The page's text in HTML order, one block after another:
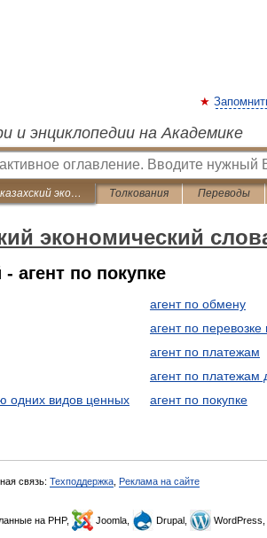
и энциклопедии на Академике
Русско-казахский экономический словарь Толкования Переводы
экономический
агент по покупке
одних видов ценных
агент по обмену
агент по
агент по платежам
агент по платежам
агент по покупке
связь: Техподдержка Реклама на сайте
на PHP, Joomla, Drupal, WordPress,